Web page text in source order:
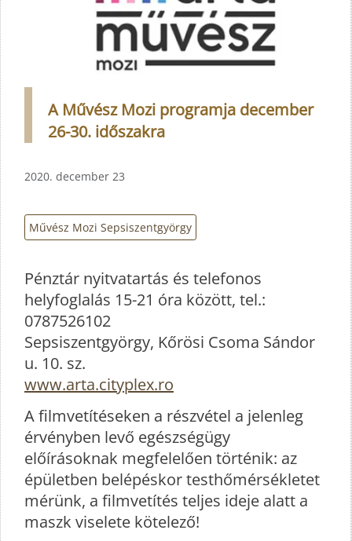
A Művész Mozi programja december
26-30. időszakra
2020. december 23
Művész Mozi Sepsiszentgyörgy
Pénztár nyitvatartás és telefonos
helyfoglalás 15-21 óra között, tel.:
0787526102
Sepsiszentgyörgy, Kőrösi Csoma Sándor
u. 10. sz.
www.arta.cityplex.ro
A filmvetítéseken a részvétel a jelenleg
érvényben levő egészségügy
előírásoknak megfelelően történik: az
épületben belépéskor testhőmérsékletet
mérünk, a filmvetítés teljes ideje alatt a
maszk viselete kötelező!